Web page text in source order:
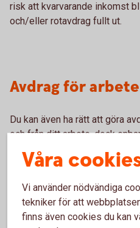
risk att kvarvarande inkomst
och/eller rotavdrag fullt ut.
Avdrag för arbete
Du kan även ha rätt att göra
och från ditt arbete, dock
11 000 kronor. Villkoret är att
och din arbetsplats är minst
två timmar. Använder du din
göra avdrag för det. Har du
annan ort och har dubbel
Våra
Vi använder nödvändiga
tekniker för att
finns även cookies du kan